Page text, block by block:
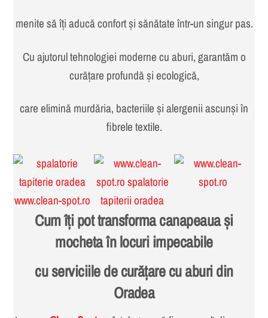
menite să îți aducă confort și sănătate într-un singur pas.
Cu ajutorul tehnologiei moderne cu aburi, garantăm o
curățare profundă și ecologică,
care elimină murdăria, bacteriile și alergenii ascunși în
fibrele textile.
Cum îți pot transforma canapeaua și
mocheta în locuri impecabile
cu serviciile de curățare cu aburi din
Oradea